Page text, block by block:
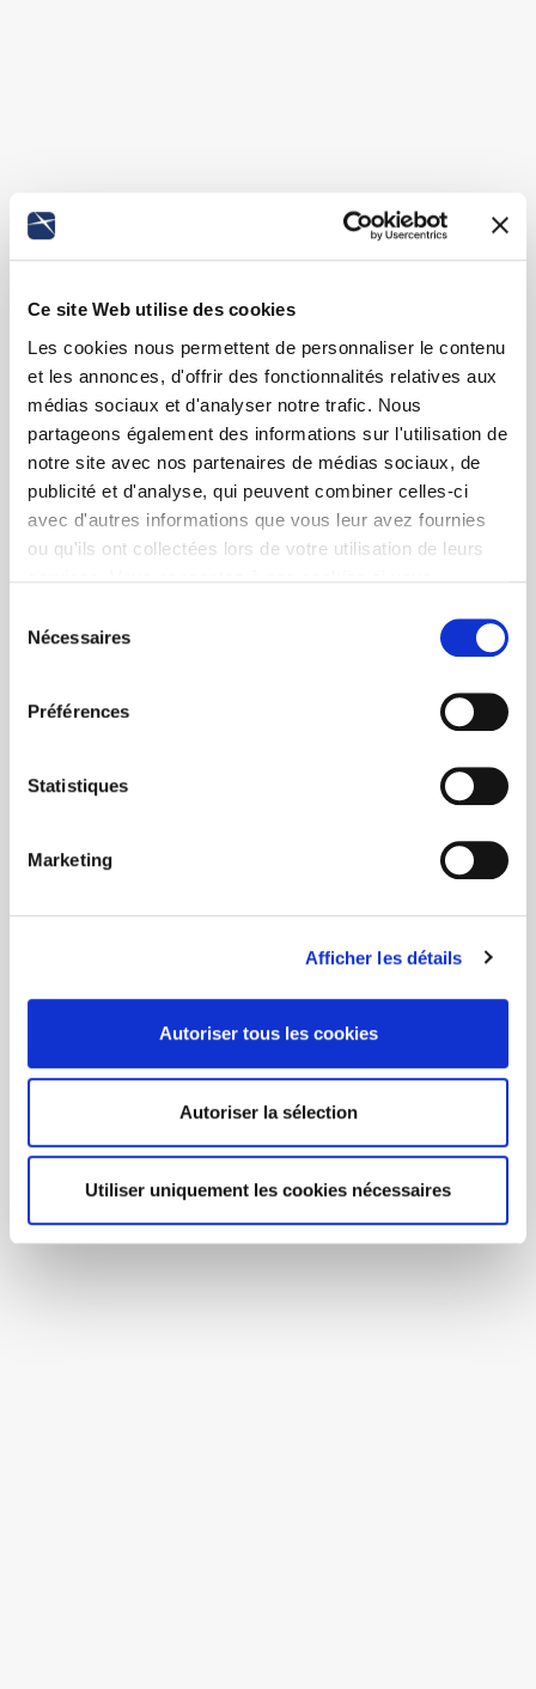
Ce site Web utilise des cookies
Les cookies nous permettent de personnaliser le contenu
et les annonces, d'offrir des fonctionnalités relatives aux
médias sociaux et d'analyser notre trafic. Nous
partageons également des informations sur l'utilisation de
notre site avec nos partenaires de médias sociaux, de
publicité et d'analyse, qui peuvent combiner celles-ci
avec d'autres informations que vous leur avez fournies
ou qu'ils ont collectées lors de votre utilisation de leurs
Nécessaires
Préférences
Statistiques
Marketing
Afficher les détails
Autoriser tous les cookies
Autoriser la sélection
Utiliser uniquement les cookies nécessaires